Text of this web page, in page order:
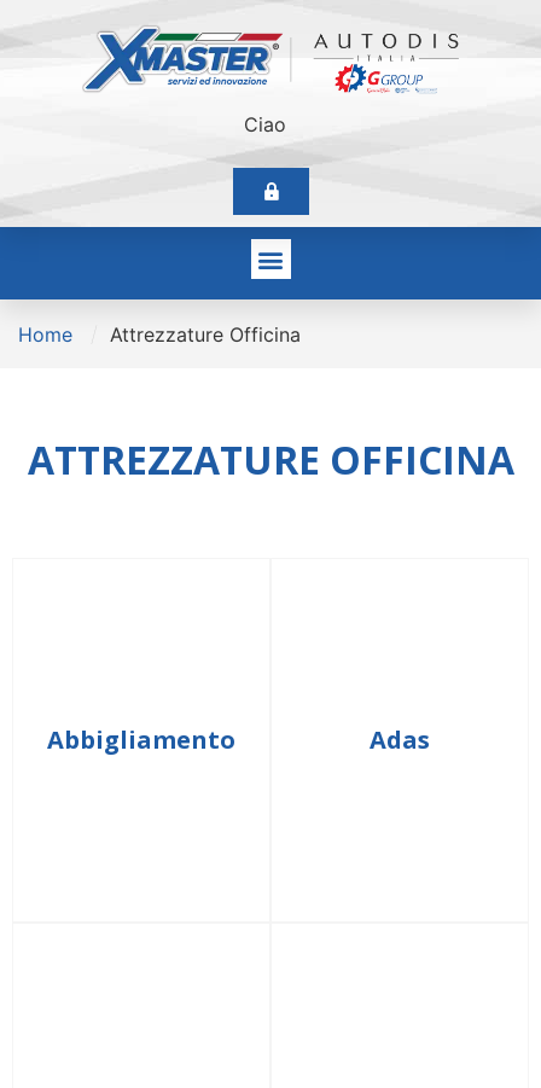
Ciao
Home Attrezzature Officina
ATTREZZATURE OFFICINA
Abbigliamento Adas